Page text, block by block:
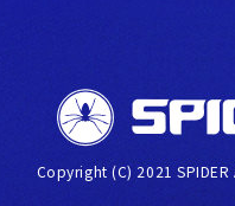
Copyright (C) 2021 SPIDER